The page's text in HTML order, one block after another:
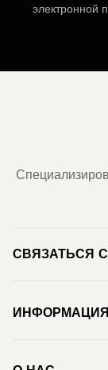
электронной
СВЯЗАТЬСЯ
ИНФОРМАЦИЯ